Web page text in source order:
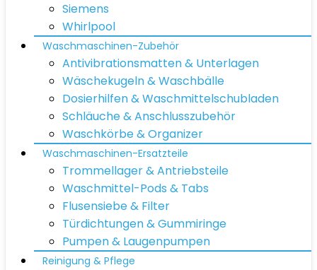
Siemens
Whirlpool
Waschmaschinen-Zubehör
Antivibrationsmatten & Unterlagen
Wäschekugeln & Waschbälle
Dosierhilfen & Waschmittelschubladen
Schläuche & Anschlusszubehör
Waschkörbe & Organizer
Waschmaschinen-Ersatzteile
Trommellager & Antriebsteile
Waschmittel-Pods & Tabs
Flusensiebe & Filter
Türdichtungen & Gummiringe
Pumpen & Laugenpumpen
Reinigung & Pflege